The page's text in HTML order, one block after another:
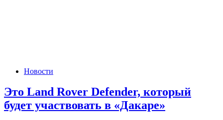
Новости
Это Land Rover Defender, который
будет участвовать в «Дакаре»